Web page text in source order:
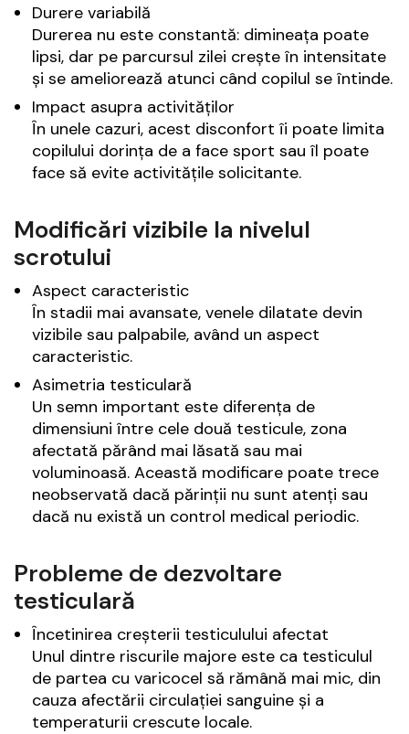
Durere variabilă
Durerea nu este constantă: dimineața poate
lipsi, dar pe parcursul zilei crește în intensitate
și se ameliorează atunci când copilul se întinde.
Impact asupra activităților
În unele cazuri, acest disconfort îi poate limita
copilului dorința de a face sport sau îl poate
face să evite activitățile solicitante.
Modificări vizibile la nivelul
scrotului
Aspect caracteristic
În stadii mai avansate, venele dilatate devin
vizibile sau palpabile, având un aspect
caracteristic.
Asimetria testiculară
Un semn important este diferența de
dimensiuni între cele două testicule, zona
afectată părând mai lăsată sau mai
voluminoasă. Această modificare poate trece
neobservată dacă părinții nu sunt atenți sau
dacă nu există un control medical periodic.
Probleme de dezvoltare
testiculară
Încetinirea creșterii testiculului afectat
Unul dintre riscurile majore este ca testiculul
de partea cu varicocel să rămână mai mic, din
cauza afectării circulației sanguine și a
temperaturii crescute locale.